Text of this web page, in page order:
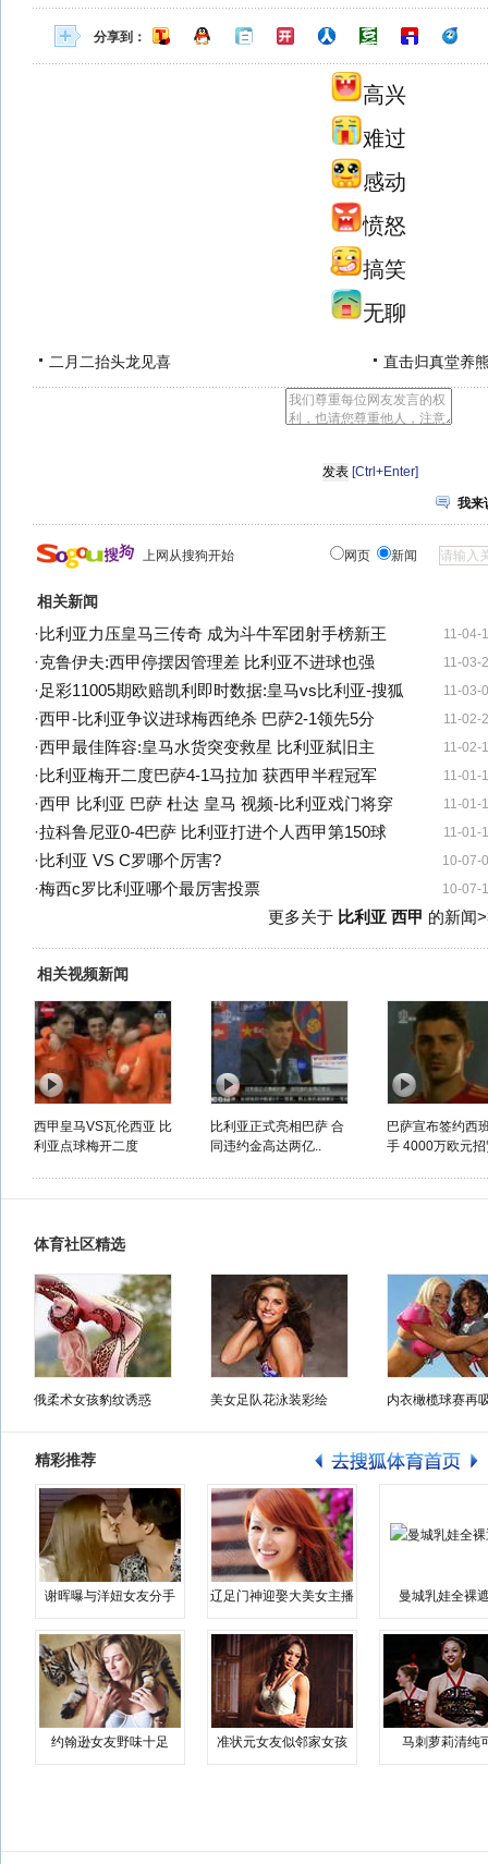
分享到：
高兴
难过
感动
愤怒
搞笑
无聊
二月二抬头龙见喜 直击归真堂养
[Ctrl+Enter]
我来
上网从搜狗开始 网页 新闻
相关新闻
11-04-
·比利亚力压皇马三传奇 成为斗牛军团射手榜新王
11-03-
·克鲁伊夫:西甲停摆因管理差 比利亚不进球也强
11-03-
·足彩11005期欧赔凯利即时数据:皇马vs比利亚-搜狐
11-02-
·西甲-比利亚争议进球梅西绝杀 巴萨2-1领先5分
11-02-
·西甲最佳阵容:皇马水货突变救星 比利亚弑旧主
11-01-
·比利亚梅开二度巴萨4-1马拉加 获西甲半程冠军
11-01-
·西甲 比利亚 巴萨 杜达 皇马 视频-比利亚戏门将穿
11-01-
·拉科鲁尼亚0-4巴萨 比利亚打进个人西甲第150球
10-07-
·比利亚 VS C罗哪个厉害?
10-07-
·梅西c罗比利亚哪个最厉害投票
更多关于 比利亚 西甲 的新闻
相关视频新闻
西甲皇马VS瓦伦西亚 比
利亚点球梅开二度
比利亚正式亮相巴萨 合
同违约金高达两亿..
巴萨宣布签约西
手 4000万欧元招
体育社区精选
俄柔术女孩豹纹诱惑 美女足队花泳装彩绘 内衣橄榄球赛再
精彩推荐
谢晖曝与洋妞女友分手 辽足门神迎娶大美女主播 曼城乳娃全裸
约翰逊女友野味十足 准状元女友似邻家女孩 马刺萝莉清纯